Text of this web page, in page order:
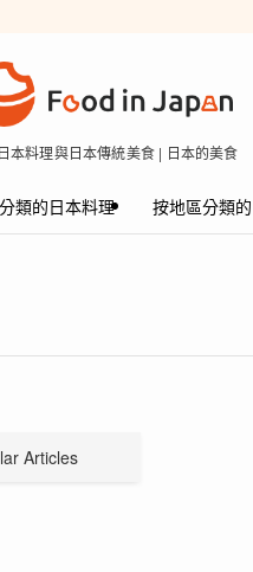
本料理與日本傳統美食 | 日本的美食
類的日本料理 按地區分類
Articles